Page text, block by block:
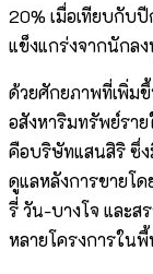
20% เมื่อเทียบกับ
แข็งแกร่งจากนักล
ด้วยศักยภาพที่เพิ่ม
อสังหาริมทรัพย์รา
คือบริษัทแสนสิริ ซึ่
ดูแลหลังการขายโด
รี่ วัน-บางโจ และส
หลายโครงการใน